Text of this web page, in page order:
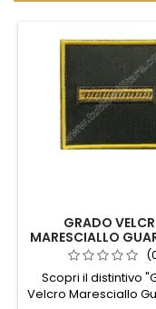
GRADO
MARESCIALLO
FINANZA
Scopri il distintivo
Velcro Maresciallo